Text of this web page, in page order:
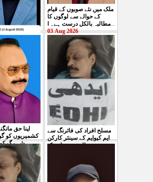
کشمیرکا
لہو ہے لیکن
کی کوئی
ملک میں نئے صوبوں کے قیام
کے حوالے سے لوگوں کا
مطالبہ بالکل درست ہے۔ ا...
03 Aug 2026
اپنا حق
کشمیریوں کو
شہ رگ...
مسلح افراد کی فائرنگ سے
ایم کیوایم کے سینئر کارکن
سمیع الدین رحمانی ک...